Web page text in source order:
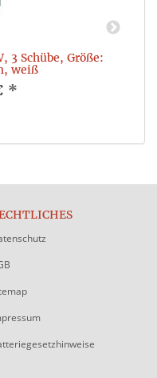
3 Schübe, Größe:
weiß
*